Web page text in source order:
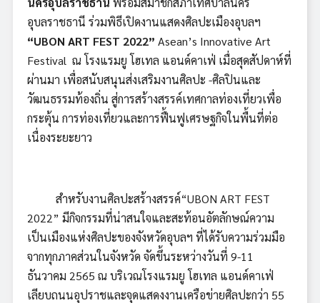
อุบลราชธานี ร่วมพิธีเปิดงานแสดงศิลปะเมืองอุบลฯ
“UBON ART FEST 2022” Asean’s Innovative Art
Festival ณ โรงแรมยู โฮเทล แอนด์คาเฟ่ เมื่อสุดสัปดาห์ที่
ผ่านมา เพื่อสนับสนุนส่งเสริมงานศิลปะ -ศิลปินและ
วัฒนธรรมท้องถิ่น สู่การสร้างสรรค์เทศกาลท่องเที่ยวเพื่อ
กระตุ้น การท่องเที่ยวและการฟื้นฟูเศรษฐกิจในพื้นที่ต่อ
เนื่องระยะยาว
สำหรับงานศิลปะสร้างสรรค์“UBON ART FEST
2022” มีกิจกรรมที่น่าสนใจและสะท้อนอัตลักษณ์ความ
เป็นเมืองแห่งศิลปะของจังหวัดอุบลฯ ที่ได้รับความร่วมมือ
จากทุกภาคส่วนในจังหวัด จัดขึ้นระหว่างวันที่ 9-11
ธันวาคม 2565 ณ บริเวณโรงแรมยู โฮเทล แอนด์คาเฟ่
เลียบถนนอุปราชและจุดแสดงงานเครือข่ายศิลปะกว่า 55